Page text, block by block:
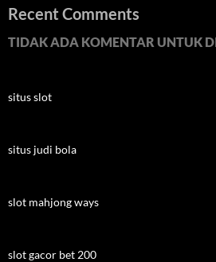
Recent Comments
TIDAK ADA KOMENTAR UNTUK
situs slot
situs judi bola
slot mahjong ways
slot gacor bet 200